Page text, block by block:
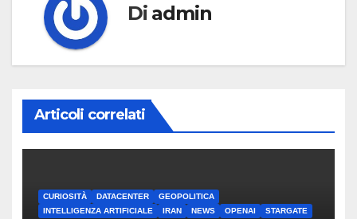
Di admin
Articoli correlati
CURIOSITÀ DATACENTER
GEOPOLITICA
INTELLIGENZA ARTIFICIALE
IRAN NEWS OPENAI STARGATE